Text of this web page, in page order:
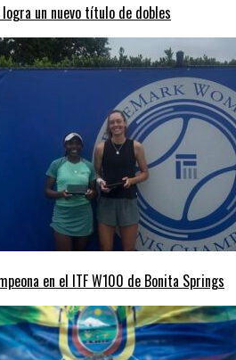
un nuevo título de dobles
en el ITF W100 de Bonita Springs